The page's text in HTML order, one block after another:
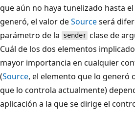
que aún no haya tunelizado hasta
generó, el valor deSourceserá
parámetro de la sender clase de
Cuál de los dos elementos
mayor importancia en cualquier
(Source, el elemento que lo generó
que lo controla actualmente)
aplicación a la que se dirige el